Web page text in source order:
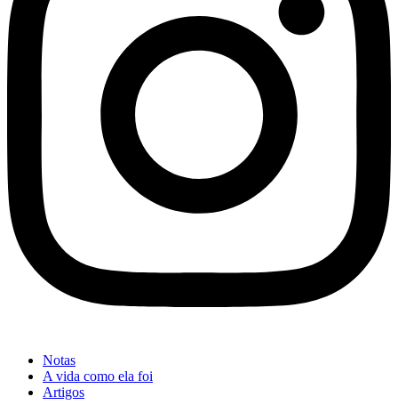
Notas
A vida como ela foi
Artigos